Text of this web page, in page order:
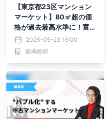
【東京都23区マンション
マーケット】80㎡超の価
格が過去最高水準に！富裕
層マーケットの影響が顕在
化
2025-05-23 16:00
福嶋総研